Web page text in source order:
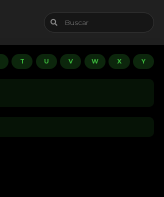
T U V W X Y